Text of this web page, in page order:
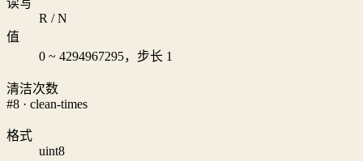
R / N
值
0 ~ 4294967295，步长 1
清洁次数
#8 · clean-times
格式
uint8